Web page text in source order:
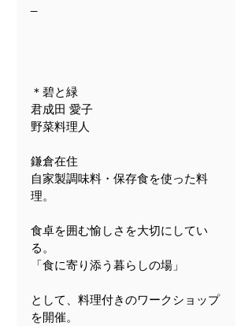
＊碧と緑
君成田 愛子
野菜料理人
鎌倉在住
自家製調味料・保存食を使った料
理。
食卓を囲む愉しさを大切にしてい
る。
「食に寄り添う暮らしの場」
として、料理付きのワークショップ
を開催。